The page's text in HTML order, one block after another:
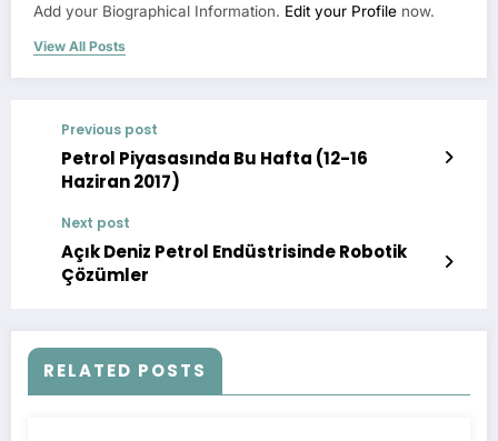
Add your Biographical Information. Edit your Profile now.
View All Posts
Previous post
Petrol Piyasasında Bu Hafta (12-16
Haziran 2017)
Next post
Açık Deniz Petrol Endüstrisinde Robotik
Çözümler
RELATED POSTS